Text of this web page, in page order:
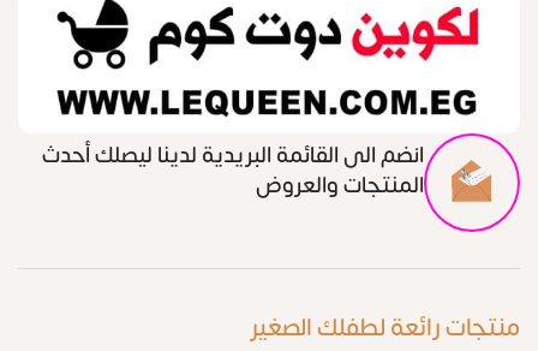
انضم الى القائمة البريدية لدينا ليصلك أحدث
المنتجات والعروض
منتجات رائعة لطفلك الصغير